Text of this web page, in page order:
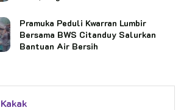
Pramuka Peduli Kwarran Lumbir
Bersama BWS Citanduy Salurkan
Bantuan Air Bersih
Kakak